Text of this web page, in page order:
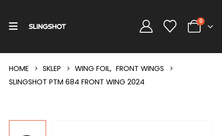
0
HOME SKLEP WING FOIL, FRONT WINGS
SLINGSHOT PTM 684 FRONT WING 2024